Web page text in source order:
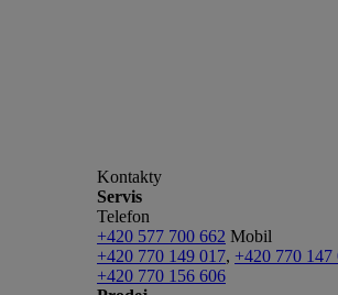
Kontakty
Servis
Telefon
+420 577 700 662 Mobil
+420 770 149 017, +420 770 147
+420 770 156 606